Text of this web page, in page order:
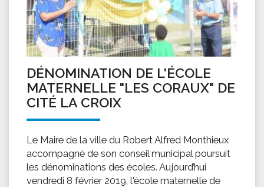
DÉNOMINATION DE L'ÉCOLE
MATERNELLE "LES CORAUX" DE
CITÉ LA CROIX
Le Maire de la ville du Robert Alfred Monthieux
accompagné de son conseil municipal poursuit
les dénominations des écoles. Aujourd’hui
vendredi 8 février 2019, l'école maternelle de